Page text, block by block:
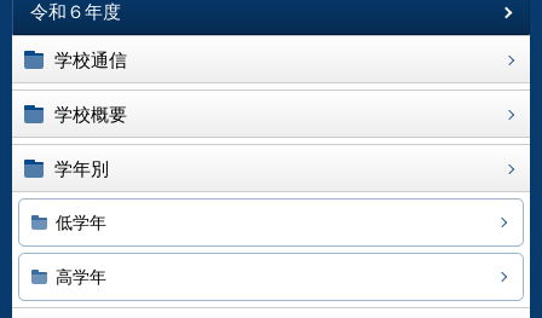
令和６年度
学校通信
学校概要
学年別
低学年
高学年